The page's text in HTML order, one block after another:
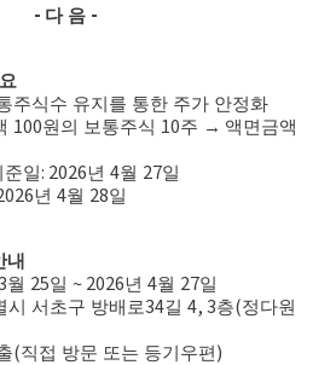
- 다 음 -
주식수 유지를 통한 주가 안정화
100원의 보통주식 10주 → 액면금액
준일: 2026년 4월 27일
년 4월 28일
내
월 25일 ~ 2026년 4월 27일
시 서초구 방배로34길 4, 3층(정다원
(직접 방문 또는 등기우편 )